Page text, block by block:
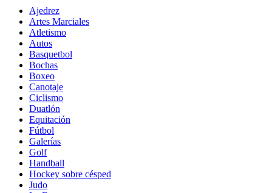
Ajedrez
Artes Marciales
Atletismo
Autos
Basquetbol
Bochas
Boxeo
Canotaje
Ciclismo
Duatlón
Equitación
Fútbol
Galerías
Golf
Handball
Hockey sobre césped
Judo